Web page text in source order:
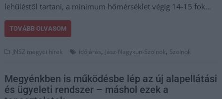
lehűléstől tartani, a minimum hőmérséklet végig 14-15 fok…
TOVÁBB OLVASOM
JNSZ megyei hírek időjárás, Jász-Nagykun-Szolnok, Szolnok
Megyénkben is működésbe lép az új alapellátási
és ügyeleti rendszer – máshol ezek a